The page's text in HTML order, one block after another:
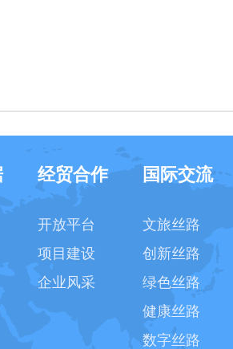
经贸合作
开放平台
项目建设
企业风采
国际交流
文旅丝路
创新丝路
绿色丝路
健康丝路
数字丝路